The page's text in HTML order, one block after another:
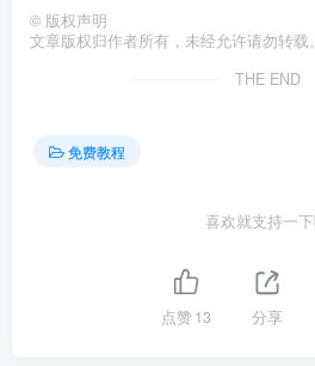
© 版权声明
文章版权归作者所有，未经允许请勿转载。
THE END
免费教程
喜欢就支持一
点赞13 分享